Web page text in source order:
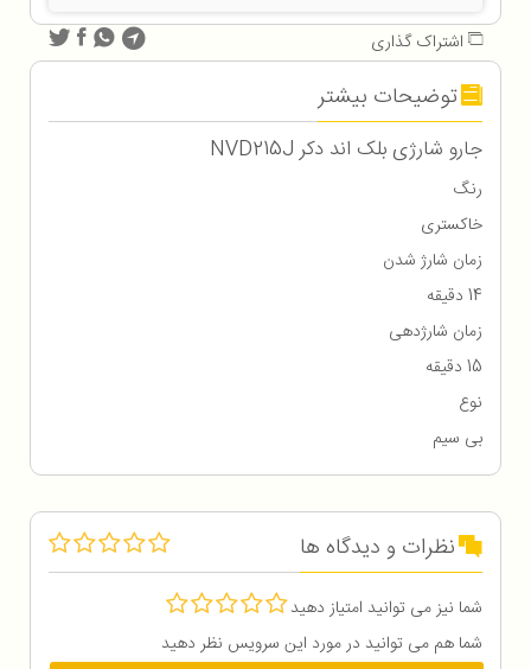
اشتراک گذاری
توضیحات بیشتر
جارو شارژی بلک اند دکر NVD215J
رنگ
خاکستری
زمان شارژ شدن
14 دقیقه
زمان شارژدهی
15 دقیقه
نوع
بی سیم
نظرات و دیدگاه ها
شما نیز می توانید امتیاز دهید
شما هم می توانید در مورد این سرویس نظر دهید